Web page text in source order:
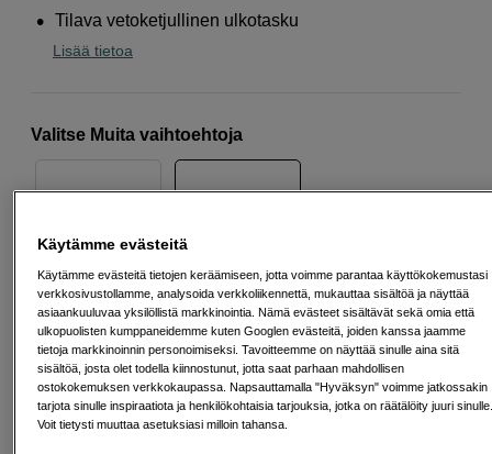
Tilava vetoketjullinen ulkotasku
Lisää tietoa
Valitse Muita vaihtoehtoja
16
26 EUR
Maksa heti tai jaa useampaan osamaksuun Lue lisää
Määrä
Lisää ostoskoriin
Käytämme evästeitä
Käytämme evästeitä tietojen keräämiseen, jotta voimme parantaa käyttökokemustasi
verkkosivustollamme, analysoida verkkoliikennettä, mukauttaa sisältöä ja näyttää
asiaankuuluvaa yksilöllistä markkinointia. Nämä evästeet sisältävät sekä omia että
ulkopuolisten kumppaneidemme kuten Googlen evästeitä, joiden kanssa jaamme
tietoja markkinoinnin personoimiseksi. Tavoitteemme on näyttää sinulle aina sitä
sisältöä, josta olet todella kiinnostunut, jotta saat parhaan mahdollisen
ostokokemuksen verkkokaupassa. Napsauttamalla "Hyväksyn" voimme jatkossakin
tarjota sinulle inspiraatiota ja henkilökohtaisia tarjouksia, jotka on räätälöity juuri
Voit tietysti muuttaa asetuksiasi milloin tahansa.